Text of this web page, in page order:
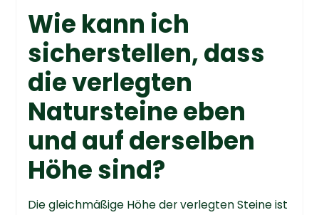
Wie kann ich
sicherstellen, dass
die verlegten
Natursteine ​​eben
und auf derselben
Höhe sind?
Die gleichmäßige Höhe der verlegten Steine ist